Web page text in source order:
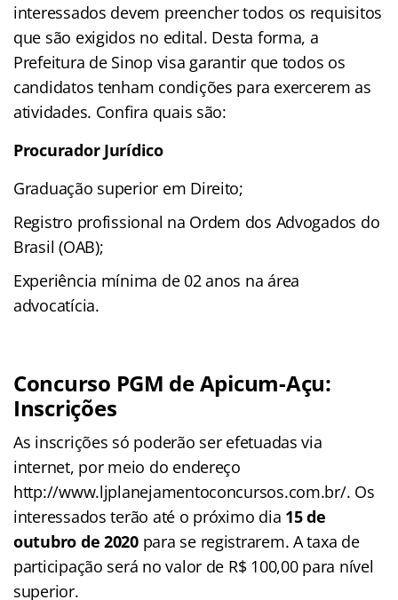
interessados devem preencher todos os requisitos
que são exigidos no edital. Desta forma, a
Prefeitura de Sinop visa garantir que todos os
candidatos tenham condições para exercerem as
atividades. Confira quais são:
Procurador Jurídico
Graduação superior em Direito;
Registro profissional na Ordem dos Advogados do
Brasil (OAB);
Experiência mínima de 02 anos na área
advocatícia.
Concurso PGM de Apicum-Açu:
Inscrições
As inscrições só poderão ser efetuadas via
internet, por meio do endereço
http://www.ljplanejamentoconcursos.com.br/. Os
interessados terão até o próximo dia 15 de
outubro de 2020 para se registrarem. A taxa de
participação será no valor de R$ 100,00 para nível
superior.